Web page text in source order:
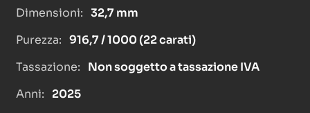
Dimensioni: 32,7 mm
Purezza: 916,7 / 1000 (22 carati)
Tassazione:
Non soggetto a tassazione IVA
Anni:
2025